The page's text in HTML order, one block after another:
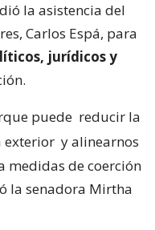
la asistencia del
Carlos Espá, para
jurídicos y
puede reducir la
exterior y alinearnos
medidas de coerción
la senadora Mirtha